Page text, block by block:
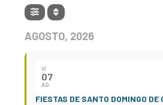
AGOSTO, 2026
VI
07
AG
FIESTAS DE SANTO DOMINGO DE